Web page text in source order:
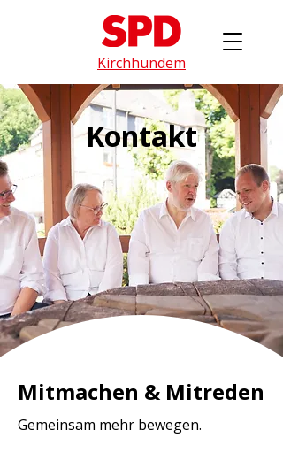
Kirchhundem
Kontakt
Mitmachen & Mitreden
Gemeinsam mehr bewegen.